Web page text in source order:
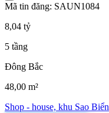
Mã tin đăng: SAUN1084
8,04 tỷ
5 tầng
Đông Bắc
48,00 m²
Shop - house, khu Sao Biển